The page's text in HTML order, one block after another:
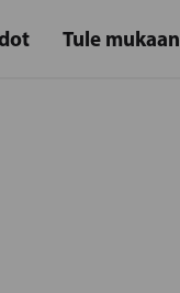
Tule mukaan